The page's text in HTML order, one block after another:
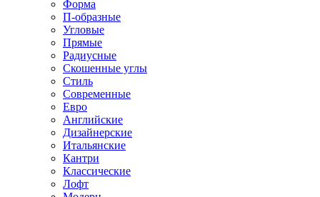
Форма
П-образные
Угловые
Прямые
Радиусные
Скошенные углы
Стиль
Современные
Евро
Английские
Дизайнерские
Итальянские
Кантри
Классические
Лофт